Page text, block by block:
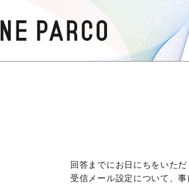
回答までにお日にちをいただ
受信メール設定について、事